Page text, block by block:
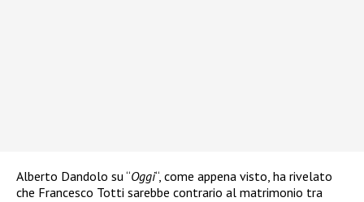
Alberto Dandolo su “Oggi“, come appena visto, ha rivelato
che Francesco Totti sarebbe contrario al matrimonio tra